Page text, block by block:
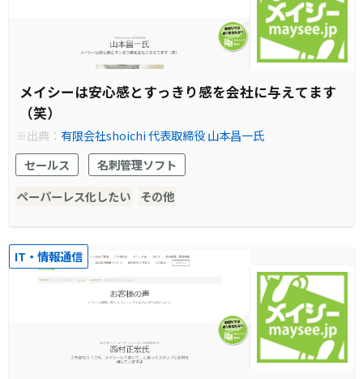
メイシーは安心感とすっきり感を会社に与えてます
（笑）
※出典：有限会社shoichi 代表取締役 山本昌一氏
セールス
名刺管理ソフト
ペーパーレス化したい
その他
IT・情報通信